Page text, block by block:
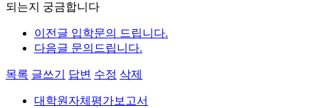
되는지 궁금합니다
이전글 입학문의 드립니다.
다음글 문의드립니다.
목록 글쓰기 답변 수정 삭제
대학원자체평가보고서